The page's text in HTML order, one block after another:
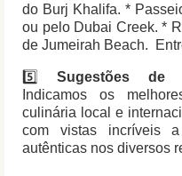
do Burj Khalifa. *
ou pelo Dubai Creek. *
de Jumeirah Beach.
5️⃣ Sugestões de
Indicamos os
culinária local e
com vistas incríveis a
autênticas nos diversos